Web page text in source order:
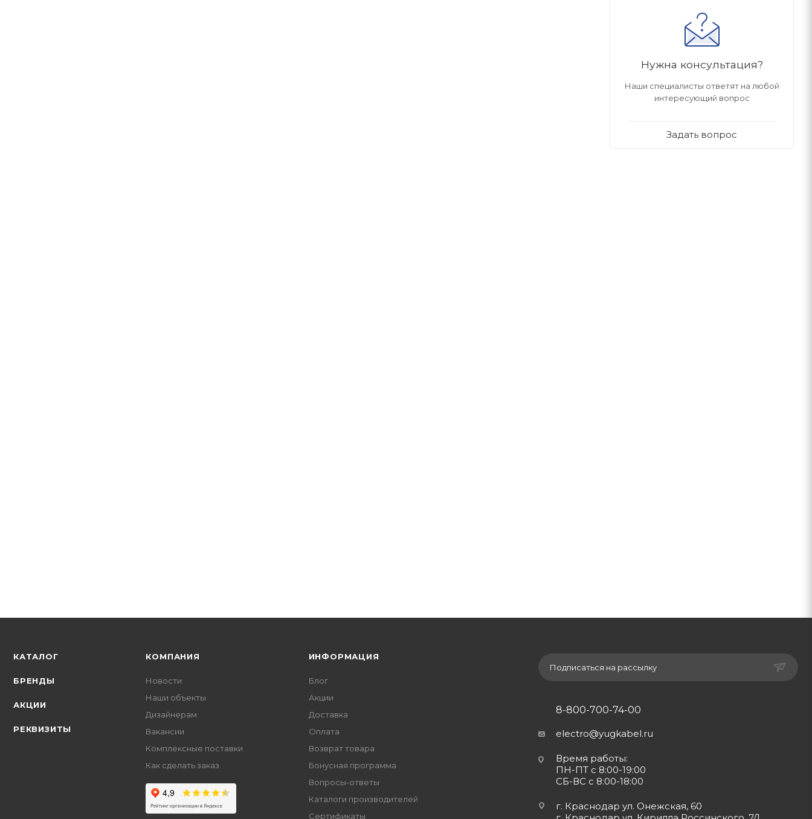
Нужна консультация?
Наши специалисты ответят на любой
интересующий вопрос
Задать вопрос
КАТАЛОГ
БРЕНДЫ
АКЦИИ
РЕКВИЗИТЫ
КОМПАНИЯ
Новости
Наши объекты
Дизайнерам
Вакансии
Комплексные поставки
Как сделать заказ
ИНФОРМАЦИЯ
Блог
Акции
Доставка
Оплата
Возврат товара
Бонусная программа
Вопросы-ответы
Каталоги производителей
Сертификаты
Подписаться на рассылку
8-800-700-74-00
electro@yugkabel.ru
Время работы:
ПН-ПТ с 8:00-19:00
СБ-ВС с 8:00-18:00
г. Краснодар ул. Онежская, 60